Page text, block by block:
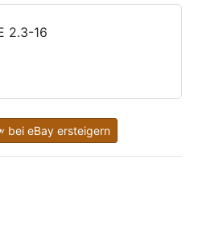
2.3-16
bei eBay ersteigern